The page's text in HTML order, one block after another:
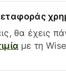
θα έχεις
με τη